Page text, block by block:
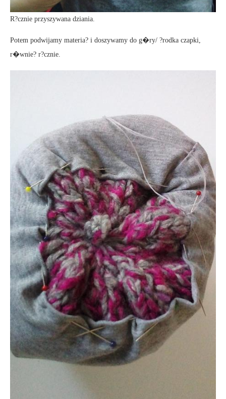
R?cznie przyszywana dziania.
Potem podwijamy materia? i doszywamy do g�ry/ ?rodka czapki,
r�wnie? r?cznie.